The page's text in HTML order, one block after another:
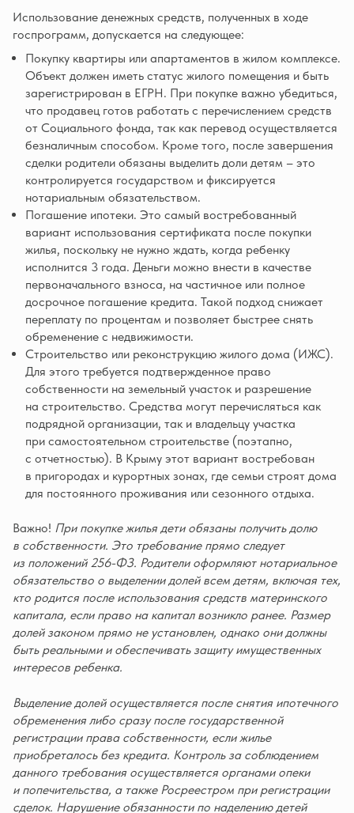
Использование денежных средств, полученных в ходе
госпрограмм, допускается на следующее:
Покупку квартиры или апартаментов в жилом комплексе.
Объект должен иметь статус жилого помещения и быть
зарегистрирован в ЕГРН. При покупке важно убедиться,
что продавец готов работать с перечислением средств
от Социального фонда, так как перевод осуществляется
безналичным способом. Кроме того, после завершения
сделки родители обязаны выделить доли детям – это
контролируется государством и фиксируется
нотариальным обязательством.
Погашение ипотеки. Это самый востребованный
вариант использования сертификата после покупки
жилья, поскольку не нужно ждать, когда ребенку
исполнится 3 года. Деньги можно внести в качестве
первоначального взноса, на частичное или полное
досрочное погашение кредита. Такой подход снижает
переплату по процентам и позволяет быстрее снять
обременение с недвижимости.
Строительство или реконструкцию жилого дома (ИЖС).
Для этого требуется подтвержденное право
собственности на земельный участок и разрешение
на строительство. Средства могут перечисляться как
подрядной организации, так и владельцу участка
при самостоятельном строительстве (поэтапно,
с отчетностью). В Крыму этот вариант востребован
в пригородах и курортных зонах, где семьи строят дома
для постоянного проживания или сезонного отдыха.
Важно! При покупке жилья дети обязаны получить долю
в собственности. Это требование прямо следует
из положений 256-ФЗ. Родители оформляют нотариальное
обязательство о выделении долей всем детям, включая тех,
кто родится после использования средств материнского
капитала, если право на капитал возникло ранее. Размер
долей законом прямо не установлен, однако они должны
быть реальными и обеспечивать защиту имущественных
интересов ребенка.
Выделение долей осуществляется после снятия ипотечного
обременения либо сразу после государственной
регистрации права собственности, если жилье
приобреталось без кредита. Контроль за соблюдением
данного требования осуществляется органами опеки
и попечительства, а также Росреестром при регистрации
сделок. Нарушение обязанности по наделению детей